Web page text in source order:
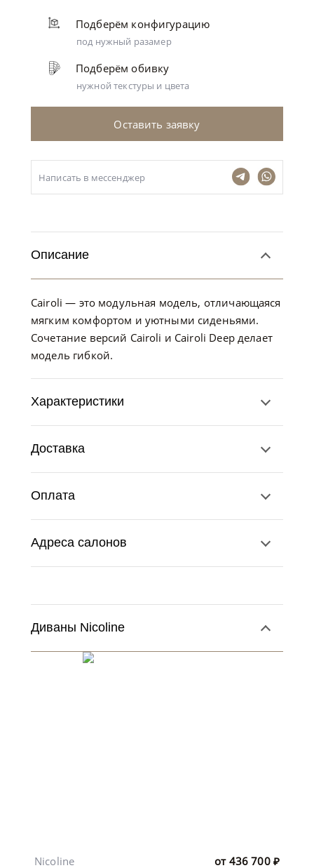
Подберём конфигурацию
под нужный разамер
Подберём обивку
нужной текстуры и цвета
Оставить заявку
Написать в мессенджер
Описание
Cairoli — это модульная модель, отличающаяся
мягким комфортом и уютными сиденьями.
Сочетание версий Cairoli и Cairoli Deep делает
модель гибкой.
Характеристики
Доставка
Оплата
Адреса салонов
Диваны Nicoline
от 436 700 ₽
Nicoline